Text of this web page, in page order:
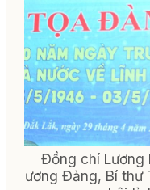
Đồng chí Lương
ương Đảng, Bí thư